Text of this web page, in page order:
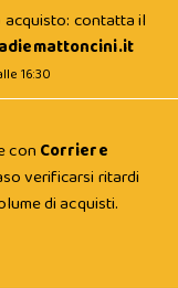
acquisto: contatta il
16:30
con Corriere
verificarsi ritardi
di acquisti.